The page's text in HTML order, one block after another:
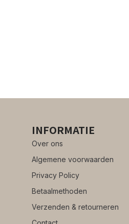
INFORMATIE
Over ons
Algemene voorwaarden
Privacy Policy
Betaalmethoden
Verzenden & retourneren